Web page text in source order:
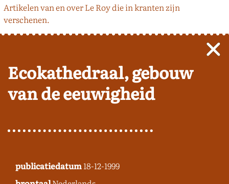
Artikelen van en over Le Roy die in kranten zijn
verschenen.
Ecokathedraal, gebouw
van de eeuwigheid
publicatiedatum18-12-1999